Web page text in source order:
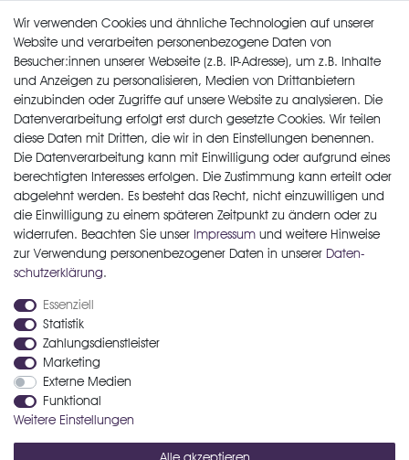
Nanolex ODEX
ab 18,90 € *
750 Milliliter | 25,20 € / Liter
Artikel anzeigen
*inkl. ges. MwSt. zzgl.
Widerrufs­recht
Daten­schutz­erklärung
Wir verwenden Cookies und ähnliche Technologien auf unserer
Website und verarbeiten personenbezogene Daten von
Besucher:innen unserer Webseite (z.B. IP-Adresse), um z.B. Inhalte
und Anzeigen zu personalisieren, Medien von Drittanbietern
einzubinden oder Zugriffe auf unsere Website zu analysieren. Die
Datenverarbeitung erfolgt erst durch gesetzte Cookies. Wir teilen
diese Daten mit Dritten, die wir in den Einstellungen benennen.
Die Datenverarbeitung kann mit Einwilligung oder aufgrund eines
berechtigten Interesses erfolgen. Die Zustimmung kann erteilt oder
abgelehnt werden. Es besteht das Recht, nicht einzuwilligen und
die Einwilligung zu einem späteren Zeitpunkt zu ändern oder zu
widerrufen. Beachten Sie unser Impressum und weitere Hinweise
zur Verwendung personenbezogener Daten in unserer Daten­
schutz­erklärung.
Essenziell
Statistik
Zahlungsdienstleister
Marketing
Externe Medien
Funktional
Weitere Einstellungen